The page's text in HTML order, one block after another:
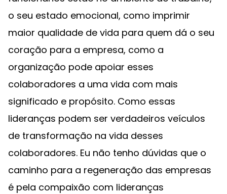
o seu estado emocional, como imprimir
maior qualidade de vida para quem dá o seu
coração para a empresa, como a
organização pode apoiar esses
colaboradores a uma vida com mais
significado e propósito. Como essas
lideranças podem ser verdadeiros veículos
de transformação na vida desses
colaboradores. Eu não tenho dúvidas que o
caminho para a regeneração das empresas
é pela compaixão com lideranças